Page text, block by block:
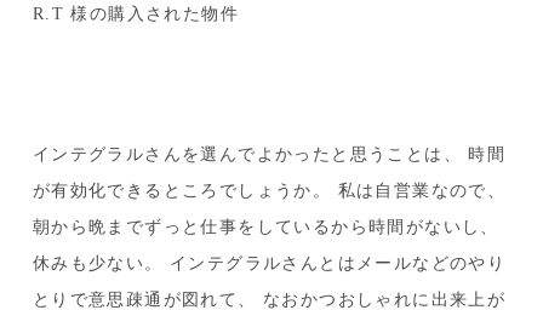
R.T 様の購入された物件
インテグラルさんを選んでよかったと思うことは、
時間
が有効化できるところでしょうか。
私は自営業なので、
朝から晩までずっと仕事をしているから時間がないし、
休みも少ない。
インテグラルさんとはメールなどのやり
とりで意思疎通が図れて、
なおかつおしゃれに出来上が